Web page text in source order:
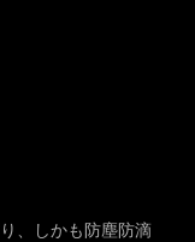
、しかも防塵防滴